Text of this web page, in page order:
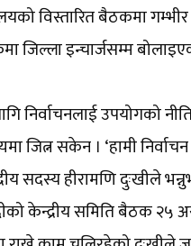
विस्तारित बैठकमा
जिल्ला इन्चार्जसम्म
निर्वाचनलाई उपयोगको
जित्न सकेन । ‘हामी
सदस्य हीरामणि दुःखीले
केन्द्रीय समिति बैठक